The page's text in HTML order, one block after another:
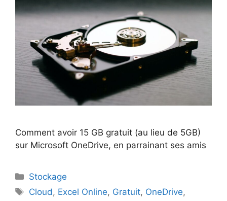
Comment avoir 15 GB gratuit (au lieu de 5GB)
sur Microsoft OneDrive, en parrainant ses amis
Catégories
Stockage
Étiquettes
Cloud , Excel Online, Gratuit, OneDrive,